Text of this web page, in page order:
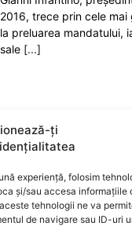
ți
experiență, folosim
și/sau accesa informațiile
tehnologii ne va
de navigare sau ID-uri
2016, trece prin cele mai
la preluarea mandatului,
sale [...]
la facturile de
AEI